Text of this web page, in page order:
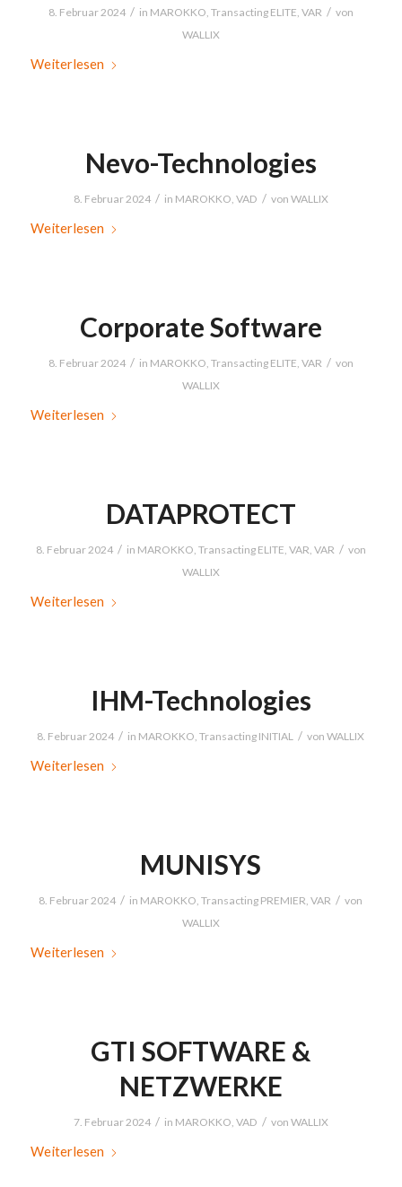
8. Februar 2024 / in MAROKKO Transacting ELITE VAR / von
WALLIX
Weiterlesen
Nevo-Technologies
8. Februar 2024 / in MAROKKO VAD / von WALLIX
Weiterlesen
Corporate Software
8. Februar 2024 / in MAROKKO Transacting ELITE VAR / von
WALLIX
Weiterlesen
DATAPROTECT
8. Februar 2024 / in MAROKKO Transacting ELITE VAR VAR / von
WALLIX
Weiterlesen
IHM-Technologies
8. Februar 2024 / in MAROKKO ,Transacting INITIAL / vonWALLIX
Weiterlesen
MUNISYS
8. Februar 2024 / in MAROKKO ,Transacting PREMIER ,VAR / von
WALLIX
Weiterlesen
GTI SOFTWARE &
NETZWERKE
7. Februar 2024 / in MAROKKO VAD / von WALLIX
Weiterlesen